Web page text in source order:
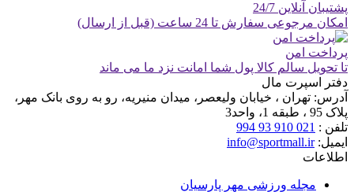
پشتیبان آنلاین 24/7
امکان مرجوعی سفارش تا 24 ساعت (قبل از ارسال)
پرداخت امن
تا تحویل سالم کالا پول شما امانت نزد ما می ماند
دفتر اسپرت مال
آدرس: تهران ، خیابان ولیعصر، میدان منیریه، رو به روی بانک مهر،
پلاک 95 ، طبقه 1، واحد3
تلفن : 021 910 93 994
ایمیل:info@sportmall.ir
اطلاعات
مجله ورزشی مهر پارسیان